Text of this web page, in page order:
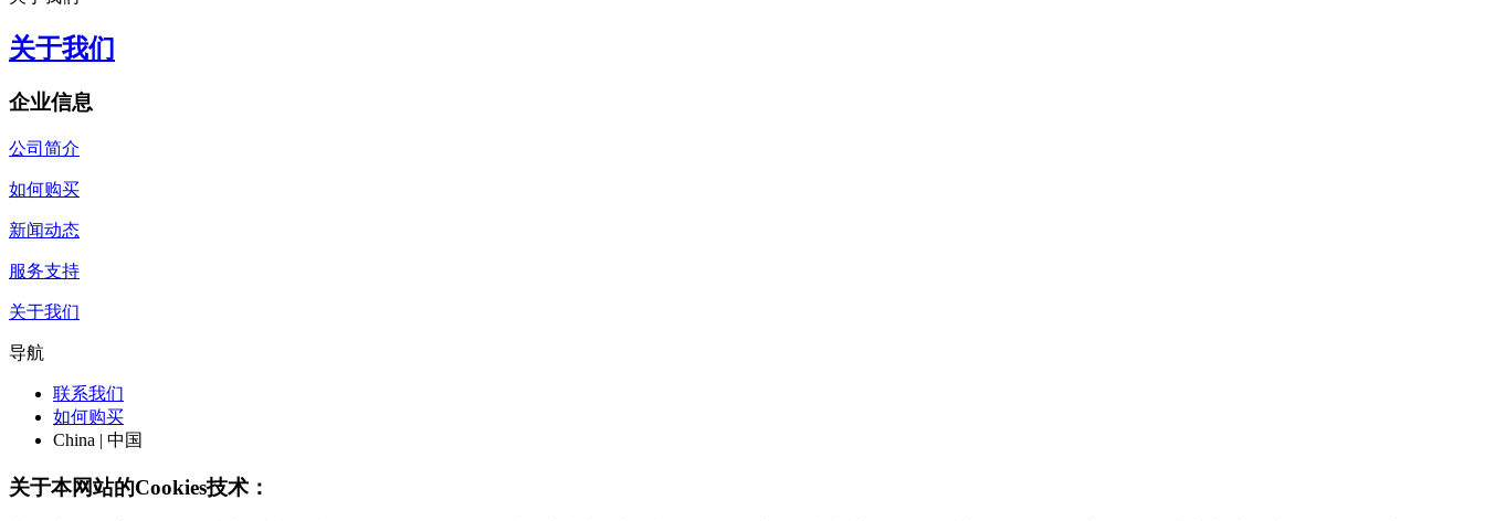
关于我们
企业信息
公司简介
如何购买
新闻动态
服务支持
关于我们
导航
联系我们
如何购买
China | 中国
关于本网站的Cookies技术：